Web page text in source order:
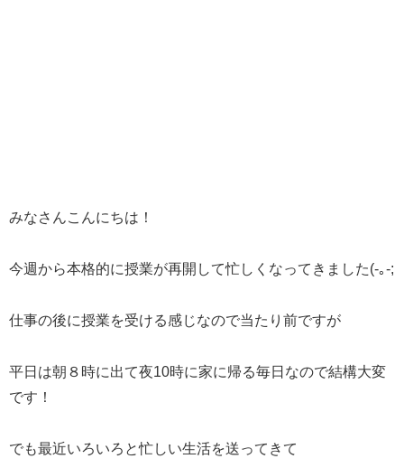
みなさんこんにちは！
今週から本格的に授業が再開して忙しくなってきました(-｡-;
仕事の後に授業を受ける感じなので当たり前ですが
平日は朝８時に出て夜10時に家に帰る毎日なので結構大変
です！
でも最近いろいろと忙しい生活を送ってきて